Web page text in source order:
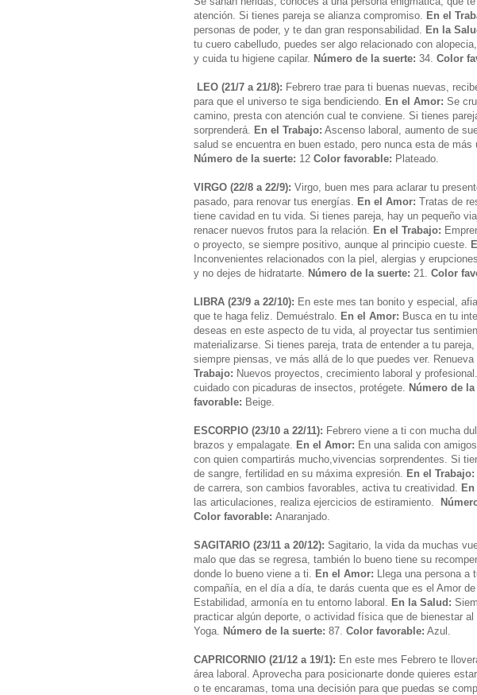
atención. Si tienes pareja se alianza compromiso. En el
personas de poder, y te dan gran responsabilidad. En la
tu cuero cabelludo, puedes ser algo relacionado con
y cuida tu higiene capilar. Número de la suerte: 34. Color
LEO (21/7 a 21/8): Febrero trae para ti buenas nuevas,
para que el universo te siga bendiciendo. En el Amor: Se
camino, presta con atención cual te conviene. Si tienes
sorprenderá. En el Trabajo: Ascenso laboral, aumento de
salud se encuentra en buen estado, pero nunca esta de más
Número de la suerte: 12 Color favorable: Plateado.
VIRGO (22/8 a 22/9): Virgo, buen mes para aclarar tu
pasado, para renovar tus energías. En el Amor: Tratas de
tiene cavidad en tu vida. Si tienes pareja, hay un pequeño
renacer nuevos frutos para la relación. En el Trabajo:
o proyecto, se siempre positivo, aunque al principio cueste.
Inconvenientes relacionados con la piel, alergias y
y no dejes de hidratarte. Número de la suerte: 21. Color
LIBRA (23/9 a 22/10): En este mes tan bonito y especial,
que te haga feliz. Demuéstralo. En el Amor: Busca en tu
deseas en este aspecto de tu vida, al proyectar tus
materializarse. Si tienes pareja, trata de entender a tu
siempre piensas, ve más allá de lo que puedes ver. Renueva
Trabajo: Nuevos proyectos, crecimiento laboral y profesional.
cuidado con picaduras de insectos, protégete. Número de la
favorable: Beige.
ESCORPIO (23/10 a 22/11): Febrero viene a ti con mucha
brazos y empalagate. En el Amor: En una salida con
con quien compartirás mucho,vivencias sorprendentes. Si
de sangre, fertilidad en su máxima expresión. En el Trabajo:
de carrera, son cambios favorables, activa tu creatividad.
las articulaciones, realiza ejercicios de estiramiento.
Color favorable: Anaranjado.
SAGITARIO (23/11 a 20/12): Sagitario, la vida da muchas
malo que das se regresa, también lo bueno tiene su
donde lo bueno viene a ti.
En el Amor: Llega una persona a
compañía, en el día a día, te darás cuenta que es el Amor de
Estabilidad, armonía en tu entorno laboral.
En la Salud:
practicar algún deporte, o actividad física que de bienestar al
Yoga. Número de la suerte: 87. Color favorable: Azul.
CAPRICORNIO (21/12 a 19/1): En este mes Febrero te
área laboral. Aprovecha para posicionarte donde quieres estar.
o te encaramas, toma una decisión para que puedas se